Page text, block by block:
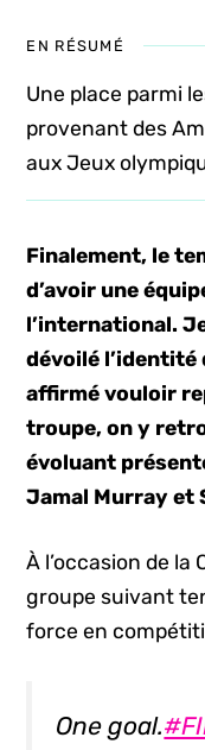
EN RÉSUMÉ
Une place parmi
provenant des
aux Jeux
Finalement, le
d’avoir une
l’international.
dévoilé l’identité
affirmé vouloir
troupe, on y
évoluant
Jamal Murray et
À l’occasion de la
groupe suivant
force en
One goal.